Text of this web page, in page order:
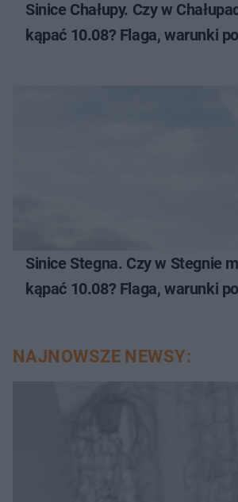
Sinice Chałupy. Czy w
kąpać 10.08? Flaga, warunki
Sinice Stegna. Czy w Stegnie
kąpać 10.08? Flaga, warunki
NAJNOWSZE NEWSY: